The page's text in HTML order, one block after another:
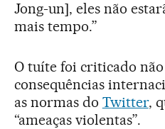
Jong-un], eles não
mais tempo.”
O tuíte foi criticado não
consequências
as normas do Twitter,
“ameaças violentas”.